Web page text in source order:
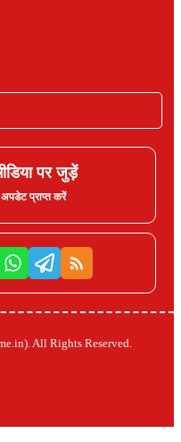
पर जुड़ें
प्राप्त करें
All Rights Reserved.